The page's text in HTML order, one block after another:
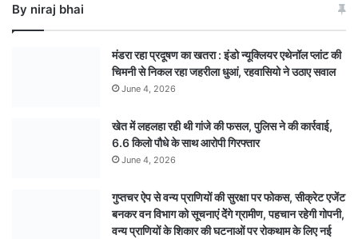
छिंदवाड़ा
By niraj bhai
मंडरा रहा प्रदूषण का खतरा : इंडो न्यूक्लियर एथेनॉल प्लांट की
चिमनी से निकल रहा जहरीला धुआं, रहवासियो ने उठाए सवाल
June 4, 2026
खेत में लहलहा रही थी गांजे की फसल, पुलिस ने की कार्रवाई,
6.6 किलो पौधे के साथ आरोपी गिरफ्तार
June 4, 2026
गुप्तचर ऐप से वन्य प्राणियों की सुरक्षा पर फोकस, सीक्रेट एजेंट
बनकर वन विभाग को सूचनाएं देेंगे ग्रामीण, पहचान रहेगी गोपनी,
वन्य प्राणियों के शिकार की घटनाओं पर रोकथाम के लिए नई